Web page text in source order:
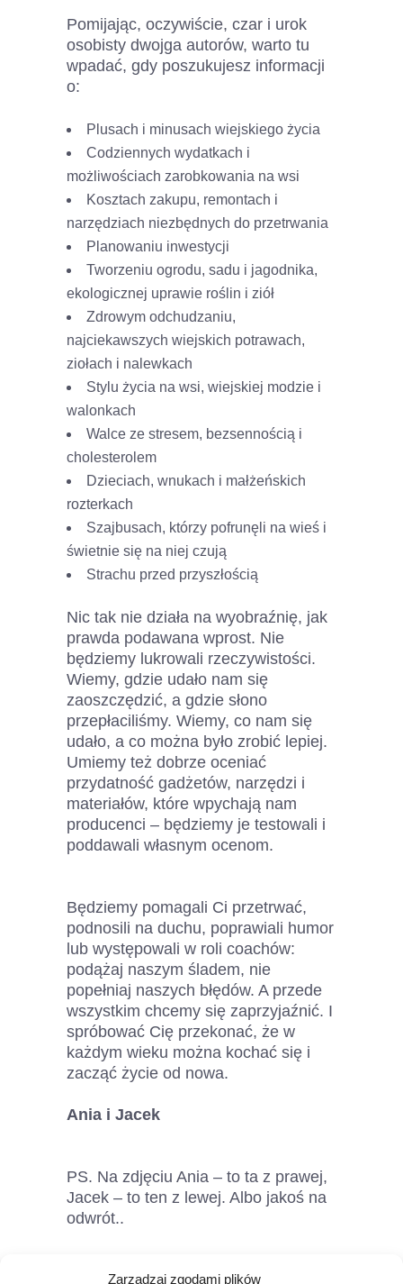
Zarządzaj zgodami plików
Pomijając, oczywiście, czar i urok
osobisty dwojga autorów, warto tu
wpadać, gdy poszukujesz informacji
o:
Plusach i minusach wiejskiego życia
Codziennych wydatkach i
możliwościach zarobkowania na wsi
Kosztach zakupu, remontach i
narzędziach niezbędnych do przetrwania
Planowaniu inwestycji
Tworzeniu ogrodu, sadu i jagodnika,
ekologicznej uprawie roślin i ziół
Zdrowym odchudzaniu,
najciekawszych wiejskich potrawach,
ziołach i nalewkach
Stylu życia na wsi, wiejskiej modzie i
walonkach
Walce ze stresem, bezsennością i
cholesterolem
Dzieciach, wnukach i małżeńskich
rozterkach
Szajbusach, którzy pofrunęli na wieś i
świetnie się na niej czują
Strachu przed przyszłością
Nic tak nie działa na wyobraźnię, jak
prawda podawana wprost. Nie
będziemy lukrowali rzeczywistości.
Wiemy, gdzie udało nam się
zaoszczędzić, a gdzie słono
przepłaciliśmy. Wiemy, co nam się
udało, a co można było zrobić lepiej.
Umiemy też dobrze oceniać
przydatność gadżetów, narzędzi i
materiałów, które wpychają nam
producenci – będziemy je testowali i
poddawali własnym ocenom.
Będziemy pomagali Ci przetrwać,
podnosili na duchu, poprawiali humor
lub występowali w roli coachów:
podążaj naszym śladem, nie
popełniaj naszych błędów. A przede
wszystkim chcemy się zaprzyjaźnić. I
spróbować Cię przekonać, że w
każdym wieku można kochać się i
zacząć życie od nowa.
Ania i Jacek
PS. Na zdjęciu Ania – to ta z prawej,
Jacek – to ten z lewej. Albo jakoś na
odwrót..